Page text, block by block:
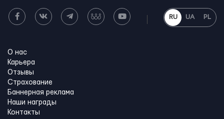
RU UA PL
О нас
Карьера
Отзывы
Страхование
Баннерная реклама
Наши награды
Контакты